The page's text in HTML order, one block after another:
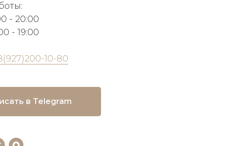
- 20:00
- 19:00
10-80
в Telegram